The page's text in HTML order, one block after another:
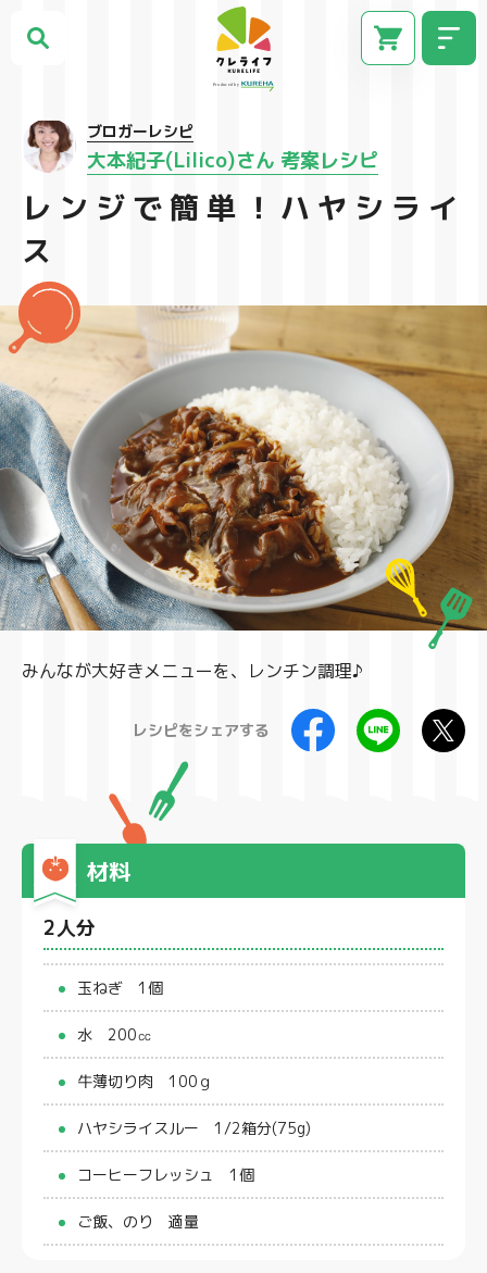
CM
製
ブロガーレシピ
大本紀子(Lilico)さん 考案レシピ
レンジで簡単！ハヤシライ
ス
レシピをシェアする
みんなが大好きメニューを、レンチン調理♪
材料
2人分
玉ねぎ 1個
水 200㏄
牛薄切り肉 100ｇ
ハヤシライスルー 1/2箱分(75g)
コーヒーフレッシュ 1個
ご飯、のり 適量